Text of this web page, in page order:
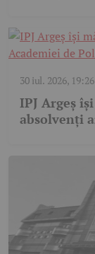
30 iul. 2026, 19:26
IPJ Argeș
absolvenți